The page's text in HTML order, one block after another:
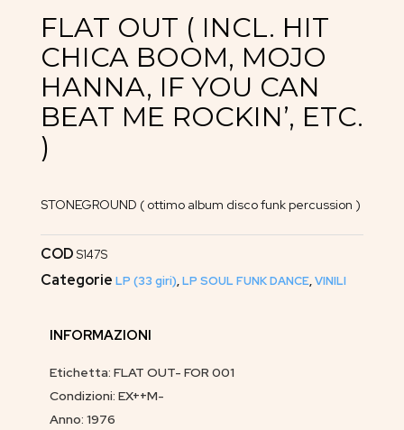
FLAT OUT ( INCL. HIT
CHICA BOOM, MOJO
HANNA, IF YOU CAN
BEAT ME ROCKIN’, ETC.
)
STONEGROUND ( ottimo album disco funk percussion )
COD S147S
Categorie LP (33 giri),LP SOUL FUNK DANCE,VINILI
INFORMAZIONI
Etichetta: FLAT OUT- FOR 001
Condizioni: EX++M-
Anno: 1976